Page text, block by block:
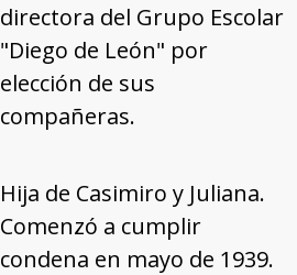
directora del Grupo Escolar
"Diego de León" por
elección de sus
compañeras.
Hija de Casimiro y Juliana.
Comenzó a cumplir
condena en mayo de 1939.